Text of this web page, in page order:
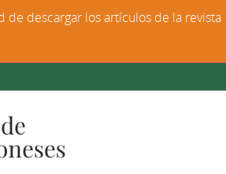
de descargar los artículos de la revista